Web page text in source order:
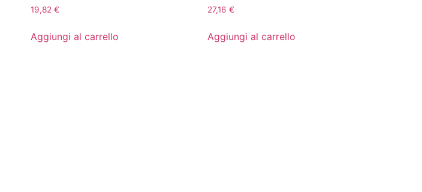
19,82€
Aggiungi al carrello
27,16€
Aggiungi al carrello